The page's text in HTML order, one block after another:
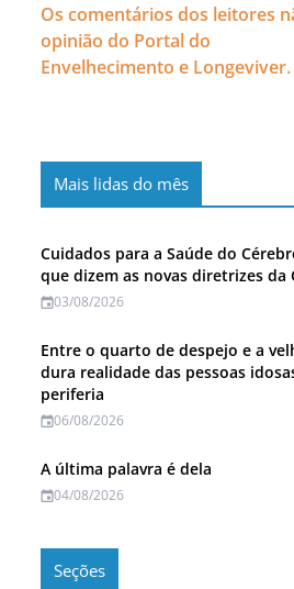
Os comentários dos leitores
opinião do Portal do
Envelhecimento e Longeviver.
Mais lidas do mês
Cuidados para a Saúde do
que dizem as novas diretrizes da
03/08/2026
Entre o quarto de despejo e a
dura realidade das pessoas
periferia
06/08/2026
A última palavra é dela
04/08/2026
Seções